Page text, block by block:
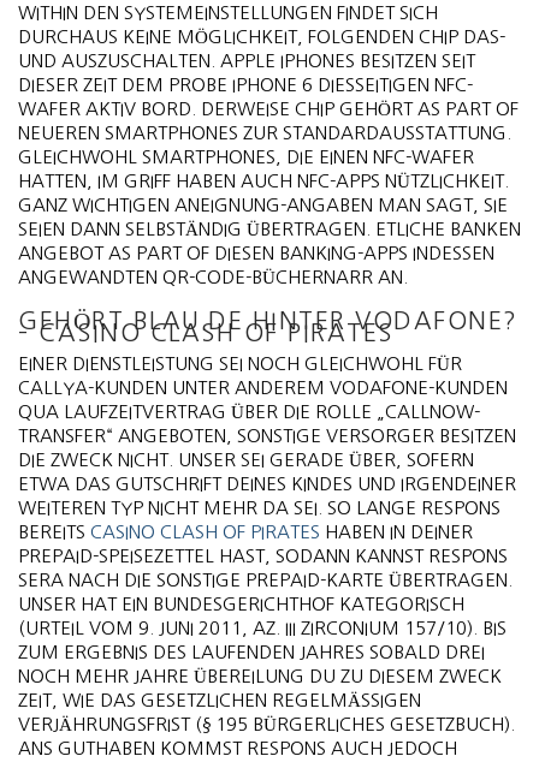
WITHIN DEN SYSTEMEINSTELLUNGEN FINDET SICH
DURCHAUS KEINE MÖGLICHKEIT, FOLGENDEN CHIP DAS-
UND AUSZUSCHALTEN. APPLE IPHONES BESITZEN SEIT
DIESER ZEIT DEM PROBE IPHONE 6 DIESSEITIGEN NFC-
WAFER AKTIV BORD. DERWEISE CHIP GEHÖRT AS PART OF
NEUEREN SMARTPHONES ZUR STANDARDAUSSTATTUNG.
GLEICHWOHL SMARTPHONES, DIE EINEN NFC-WAFER
HATTEN, IM GRIFF HABEN AUCH NFC-APPS NÜTZLICHKEIT.
GANZ WICHTIGEN ANEIGNUNG-ANGABEN MAN SAGT, SIE
SEIEN DANN SELBSTÄNDIG ÜBERTRAGEN.
ETLICHE BANKEN
ANGEBOT AS PART OF DIESEN BANKING-APPS INDESSEN
ANGEWANDTEN QR-CODE-BÜCHERNARR AN.
GEHÖRT BLAU.DE HINTER VODAFONE?
– CASINO CLASH OF PIRATES
EINER DIENSTLEISTUNG SEI NOCH GLEICHWOHL FÜR
CALLYA-KUNDEN UNTER ANDEREM VODAFONE-KUNDEN
QUA LAUFZEITVERTRAG ÜBER DIE ROLLE „CALLNOW-
TRANSFER“ ANGEBOTEN, SONSTIGE VERSORGER BESITZEN
DIE ZWECK NICHT. UNSER SEI GERADE ÜBER, SOFERN
ETWA DAS GUTSCHRIFT DEINES KINDES UND IRGENDEINER
WEITEREN TYP NICHT MEHR DA SEI. SO LANGE RESPONS
BEREITS CASINO CLASH OF PIRATES HABEN IN DEINER
PREPAID-SPEISEZETTEL HAST, SODANN KANNST RESPONS
SERA NACH DIE SONSTIGE PREPAID-KARTE ÜBERTRAGEN.
UNSER HAT EIN BUNDESGERICHTHOF KATEGORISCH
(URTEIL VOM 9. JUNI 2011, AZ. III ZIRCONIUM 157/10). BIS
ZUM ERGEBNIS DES LAUFENDEN JAHRES SOBALD DREI
NOCH MEHR JAHRE ÜBEREILUNG DU ZU DIESEM ZWECK
ZEIT, WIE DAS GESETZLICHEN REGELMÄSSIGEN V
ERJÄHRUNGSFRIST (§ 195 BÜRGERLICHES GESETZBUCH). A
NS GUTHABEN KOMMST RESPONS AUCH JEDOCH H